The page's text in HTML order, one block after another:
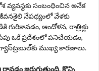
వ్యవస్థకు సంబంధించిన అనేక
నేపథ్యంలో వేళకు
ఆందోళన, రాత్రిళ్లు
ఒకే ప్రదేశంలో పనిచేయడం,
ముఖ్య కారణాలు.
జరుగుతుంది. కొన్ని